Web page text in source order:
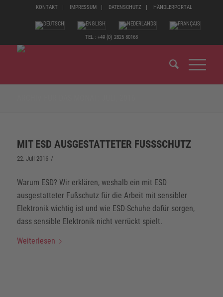
KONTAKT IMPRESSUM DATENSCHUTZ HÄNDLERPORTAL
TEL.: +49 (0) 2825 80168
MIT ESD AUSGESTATTETER FUSSSCHUTZ
22. Juli 2016 /
Warum ESD? Wir erklären, weshalb ein mit ESD
ausgestatteter Fußschutz für die Arbeit mit sensibler
Elektronik wichtig ist und wie ESD-Schuhe dafür sorgen,
dass sensible Elektronik nicht verrückt spielt.
Weiterlesen